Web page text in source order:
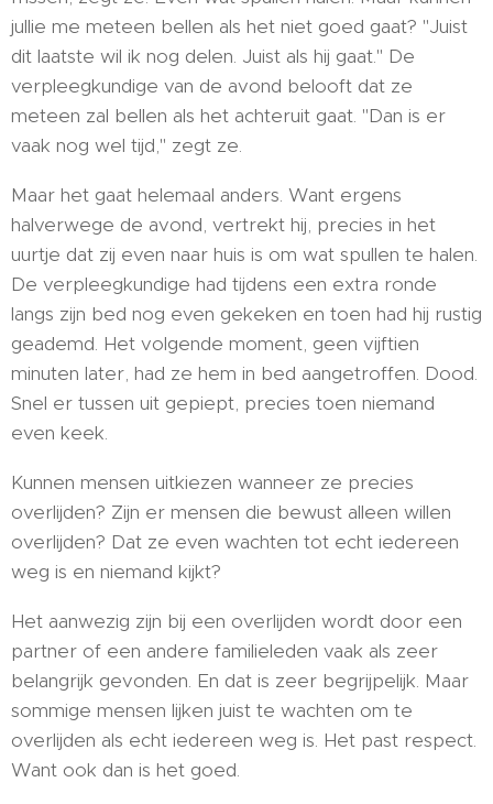
jullie me meteen bellen als het niet goed gaat? "Juist
dit laatste wil ik nog delen. Juist als hij gaat." De
verpleegkundige van de avond belooft dat ze
meteen zal bellen als het achteruit gaat. "Dan is er
vaak nog wel tijd," zegt ze.
Maar het gaat helemaal anders. Want ergens
halverwege de avond, vertrekt hij, precies in het
uurtje dat zij even naar huis is om wat spullen te halen.
De verpleegkundige had tijdens een extra ronde
langs zijn bed nog even gekeken en toen had hij rustig
geademd. Het volgende moment, geen vijftien
minuten later, had ze hem in bed aangetroffen. Dood.
Snel er tussen uit gepiept, precies toen niemand
even keek.
Kunnen mensen uitkiezen wanneer ze precies
overlijden? Zijn er mensen die bewust alleen willen
overlijden? Dat ze even wachten tot echt iedereen
weg is en niemand kijkt?
Het aanwezig zijn bij een overlijden wordt door een
partner of een andere familieleden vaak als zeer
belangrijk gevonden. En dat is zeer begrijpelijk. Maar
sommige mensen lijken juist te wachten om te
overlijden als echt iedereen weg is. Het past respect.
Want ook dan is het goed.